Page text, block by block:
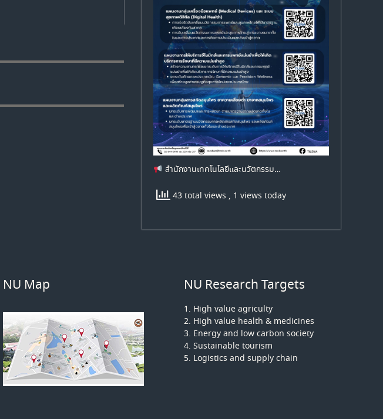
สำนักงานเทคโนโลยีและนวัตกรรม…
43 total views , 1 views today
NU Map NU Research Targets
1. High value agriculty
2. High value health & medicines
3. Energy and low carbon society
4. Sustainable tourism
5. Logistics and supply chain